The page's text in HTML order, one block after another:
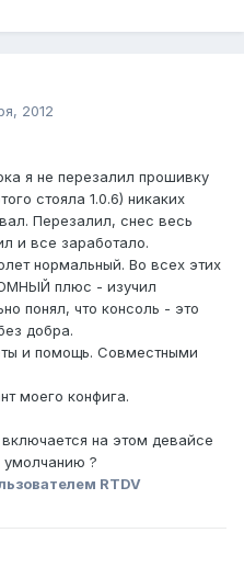
2012
я не перезалил прошивку
стояла 1.0.6) никаких
Перезалил, снес весь
и все заработало.
нормальный. Во всех этих
плюс - изучил
понял, что консоль - это
добра.
и помощь. Совместными
моего конфига.
на этом девайсе
?
RTDV